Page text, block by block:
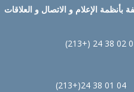
بأنظمة الإعلام و الاتصال و العلاقات
الواظيفة